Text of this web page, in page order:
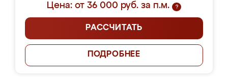
Цена: от 36 000 руб. за п.м.
?
РАССЧИТАТЬ
ПОДРОБНЕЕ